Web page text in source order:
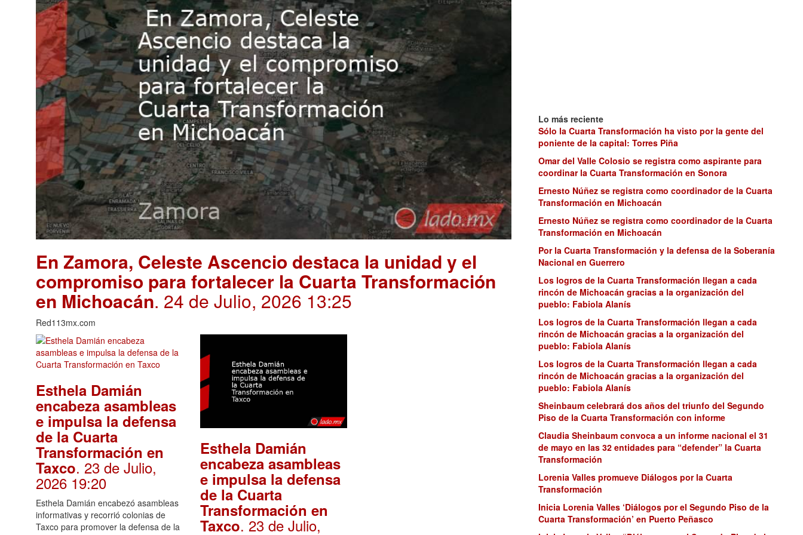
En Zamora, Celeste Ascencio destaca la unidad y el
compromiso para fortalecer la Cuarta Transformación
en Michoacán. 24 de Julio, 2026 13:25
Red113mx.com
Esthela Damián
encabeza asambleas
e impulsa la defensa
de la Cuarta
Transformación en
Taxco. 23 de Julio,
2026 19:20
Esthela Damián encabezó asambleas
informativas y recorrió colonias de
Taxco para promover la defensa de la
Esthela Damián
encabeza asambleas
e impulsa la defensa
de la Cuarta
Transformación en
Taxco. 23 de Julio,
Lo más reciente
Sólo la Cuarta Transformación ha visto por la gente del
poniente de la capital: Torres Piña
Omar del Valle Colosio se registra como aspirante para
coordinar la Cuarta Transformación en Sonora
Ernesto Núñez se registra como coordinador de la Cuarta
Transformación en Michoacán
Ernesto Núñez se registra como coordinador de la Cuarta
Transformación en Michoacán
Por la Cuarta Transformación y la defensa de la Soberanía
Nacional en Guerrero
Los logros de la Cuarta Transformación llegan a cada
rincón de Michoacán gracias a la organización del
pueblo: Fabiola Alanís
Los logros de la Cuarta Transformación llegan a cada
rincón de Michoacán gracias a la organización del
pueblo: Fabiola Alanís
Los logros de la Cuarta Transformación llegan a cada
rincón de Michoacán gracias a la organización del
pueblo: Fabiola Alanís
Sheinbaum celebrará dos años del triunfo del Segundo
Piso de la Cuarta Transformación con informe
Claudia Sheinbaum convoca a un informe nacional el 31
de mayo en las 32 entidades para “defender” la Cuarta
Transformación
Lorenia Valles promueve Diálogos por la Cuarta
Transformación
Inicia Lorenia Valles ‘Diálogos por el Segundo Piso de la
Cuarta Transformación’ en Puerto Peñasco